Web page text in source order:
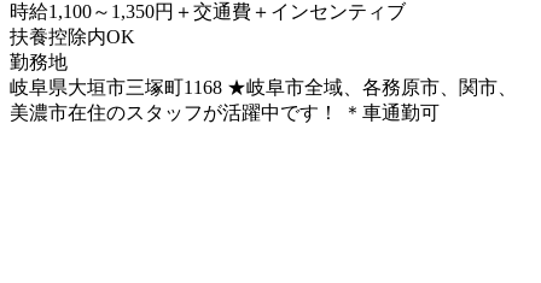
時給1,100～1,350円＋交通費＋インセンティブ
扶養控除内OK
勤務地
岐阜県大垣市三塚町1168 ★岐阜市全域、各務原市、関市、
美濃市在住のスタッフが活躍中です！ ＊車通勤可